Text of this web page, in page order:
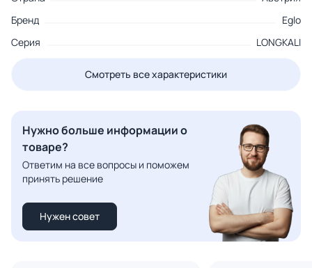
Бренд
Eglo
Серия
LONGKALI
Смотреть все характеристики
Нужно больше информации о
товаре?
Ответим на все вопросы и поможем
принять решение
Нужен совет